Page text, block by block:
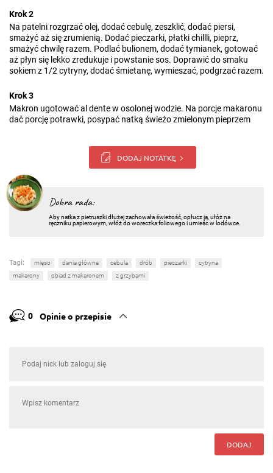
Krok 2
Na patelni rozgrzać olej, dodać cebulę, zeszklić, dodać piersi,
smażyć aż się zrumienią. Dodać pieczarki, płatki chillli, pieprz,
smażyć chwilę razem. Podlać bulionem, dodać tymianek, gotować
aż płyn się lekko zredukuje i powstanie sos. Doprawić do smaku
sokiem z 1/2 cytryny, dodać śmietanę, wymieszać, podgrzać razem.
Krok 3
Makron ugotować al dente w osolonej wodzie. Na porcje makaronu
dać porcję potrawki, posypać natką świeżo zmielonym pieprzem
DODAJ NOTATKĘ
Dobra rada:
Aby natka z pietruszki dłużej zachowała świeżość, opłucz ją, ułóż na
ręczniku papierowym, włóż do woreczka foliowego i umieśc w lodówce.
Tagi: mięso dania główne cebula drób pieczarki
cytryna
makarony
obiad z makaronem z grzybami
0 Opinie o przepisie
DODAJ